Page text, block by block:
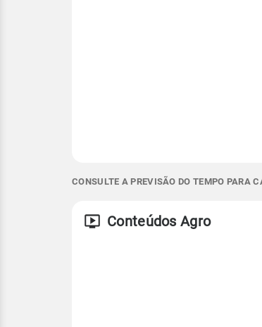
CONSULTE A PREVISÃO DO TEMPO PARA
Conteúdos Agro